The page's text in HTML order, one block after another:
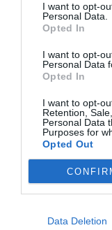
I want to opt-
Personal Data.
Opted In
I want to opt-
Personal Data
Opted In
I want to opt-
Retention,
Personal Data
Purposes for
Opted Out
Data Deletion
Índex2P
RCD
Compartir
Publicidad
2Playbook Club